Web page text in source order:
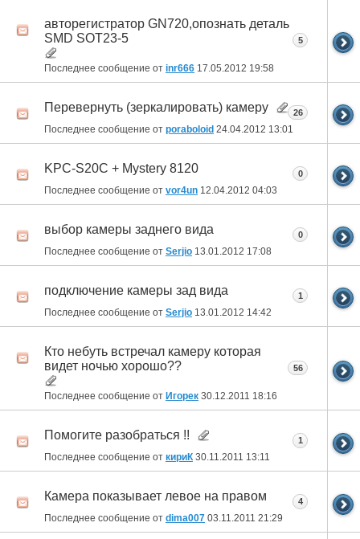
авторегистратор GN720,опознать деталь
SMD SOT23-5
Последнее сообщение от inr666 17.05.2012 19:58
5
Перевернуть (зеркалировать) камеру
Последнее сообщение от poraboloid 24.04.2012 13:01
26
KPC-S20C + Mystery 8120
Последнее сообщение от vor4un 12.04.2012 04:03
0
выбор камеры заднего вида
Последнее сообщение от Serjio 13.01.2012 17:08
0
подключение камеры зад вида
Последнее сообщение от Serjio 13.01.2012 14:42
1
Кто небуть встречал камеру которая
видет ночью хорошо??
Последнее сообщение от Игорек 30.12.2011 18:16
56
Помогите разобраться !!
Последнее сообщение от кириК 30.11.2011 13:11
1
Камера показывает левое на правом
Последнее сообщение от dima007 03.11.2011 21:29
4